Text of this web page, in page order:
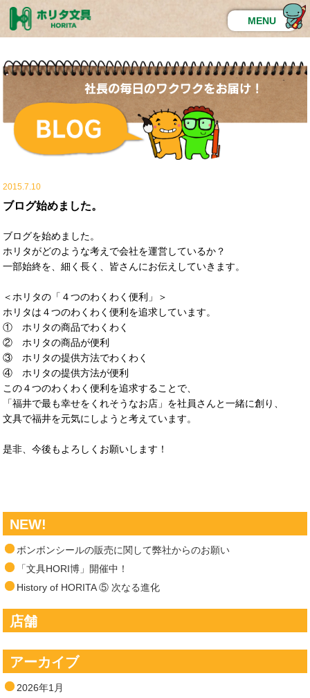
MENU
2015.7.10
ブログ始めました。
ブログを始めました。
ホリタがどのような考えで会社を運営しているか？
一部始終を、細く長く、皆さんにお伝えしていきます。
＜ホリタの「４つのわくわく便利」＞
ホリタは４つのわくわく便利を追求しています。
① ホリタの商品でわくわく
② ホリタの商品が便利
③ ホリタの提供方法でわくわく
④ ホリタの提供方法が便利
この４つのわくわく便利を追求することで、
「福井で最も幸せをくれそうなお店」を社員さんと一緒に創り、
文具で福井を元気にしようと考えています。
是非、今後もよろしくお願いします！
NEW!
ボンボンシールの販売に関して弊社からのお願い
「文具HORI博」開催中！
History of HORITA ⑤ 次なる進化
店舗
アーカイブ
2026年1月